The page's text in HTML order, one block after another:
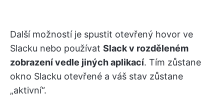
Další možností je spustit otevřený hovor ve
Slacku nebo používat Slack v rozděleném
zobrazení vedle jiných aplikací. Tím zůstane
okno Slacku otevřené a váš stav zůstane
„aktivní“.